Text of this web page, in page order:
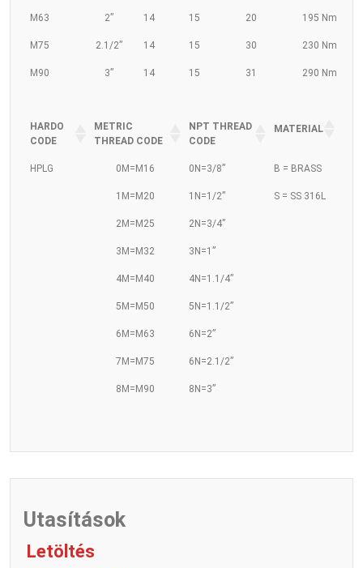
M63 2” 14 15 20 195 Nm
M75 2.1/2” 14 15 30 230 Nm
M90 3” 14 15 31 290 Nm
HARDO
CODE
METRIC
THREAD CODE
NPT THREAD
CODE
MATERIAL
HPLG 0M=M16 0N=3/8” B = BRASS
1M=M20 1N=1/2” S = SS 316L
2M=M25 2N=3/4”
3M=M32 3N=1”
4M=M40 4N=1.1/4”
5M=M50 5N=1.1/2”
6M=M63 6N=2”
7M=M75 6N=2.1/2”
8M=M90 8N=3”
Utasítások
Letöltés